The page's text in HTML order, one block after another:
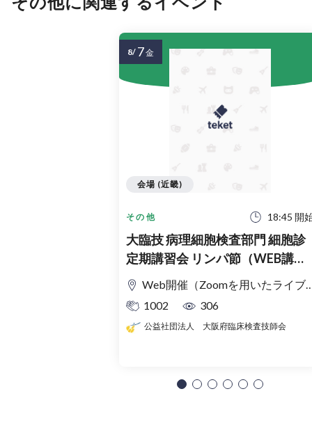
その他 18:45 開
大臨技 病理細胞検査部門 細胞診
定期講習会 リンパ節（WEB講習
会）Web開催（Zoomを用いたライブ配信）
1002
306
公益社団法人 大阪府臨床検査技師会
会場 (近畿)
8/ 7金